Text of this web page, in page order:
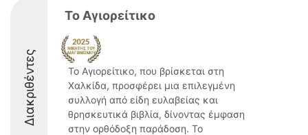
Διακριθέντες
Το Αγιορείτικο
Το Αγιορείτικο, που βρίσκεται στη
Χαλκίδα, προσφέρει μια επιλεγμένη
συλλογή από είδη ευλαβείας και
θρησκευτικά βιβλία, δίνοντας έμφαση
στην ορθόδοξη παράδοση. Το